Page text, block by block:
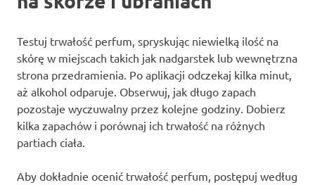
Testuj trwałość perfum, spryskując niewielką ilość na
skórę w miejscach takich jak nadgarstek lub wewnętrzna
strona przedramienia. Po aplikacji odczekaj kilka minut,
aż alkohol odparuje. Obserwuj, jak długo zapach
pozostaje wyczuwalny przez kolejne godziny. Dobierz
kilka zapachów i porównaj ich trwałość na różnych
partiach ciała.
Aby dokładnie ocenić trwałość perfum, postępuj według